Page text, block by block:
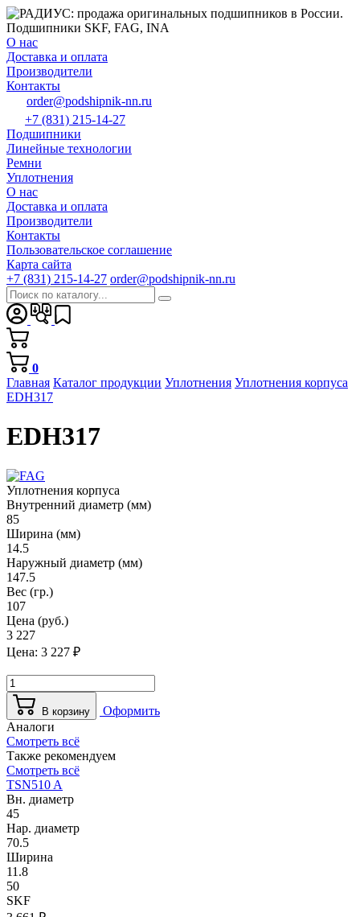
О нас
Доставка и оплата
Производители
Контакты
order@podshipnik-nn.ru
+7 (831) 215-14-27
Подшипники
Линейные технологии
Ремни
Уплотнения
О нас
Доставка и оплата
Производители
Контакты
Пользовательское соглашение
Карта сайта
+7 (831) 215-14-27 order@podshipnik-nn.ru
0
Главная Каталог продукции Уплотнения Уплотнения корпуса
EDH317
EDH317
Уплотнения корпуса
Внутренний диаметр (мм)
85
Ширина (мм)
14.5
Наружный диаметр (мм)
147.5
Вес (гр.)
107
Цена (руб.)
3 227
Цена: 3 227 ₽
В корзину
Оформить
Аналоги
Смотреть всё
Также рекомендуем
Смотреть всё
TSN510 A
Вн. диаметр
45
Нар. диаметр
70.5
Ширина
11.8
50
SKF